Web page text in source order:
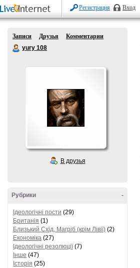
Регистрация Вход
Записи Друзья
Комментарии
yury 108
В друзья
-
Рубрики
Ідеологічні пости (29)
Британія (1)
Близький Схід, Магріб (крім Лівії) (2)
Економіка (27)
Ідеологічні резолюції(7)
Інше (47)
Історія (25)